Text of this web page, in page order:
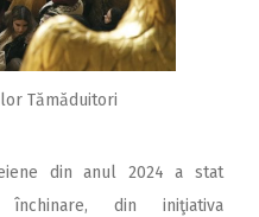
Tămăduitori
din anul 2024 a stat
din iniţiativa